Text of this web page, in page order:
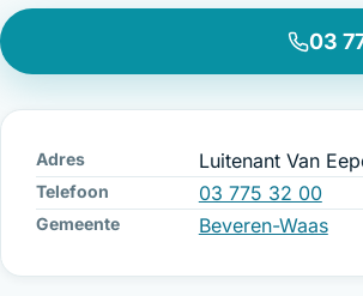
03
Adres Luitenant Van
Telefoon 03 775 32 00
Gemeente Beveren-Waas